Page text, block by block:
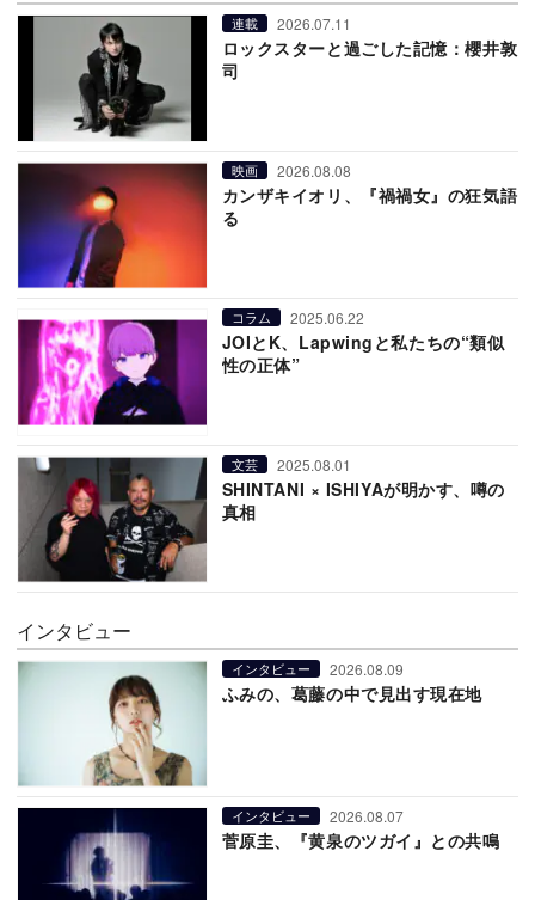
連載 2026.07.11
ロックスターと過ごした記憶：櫻井敦
司
映画 2026.08.08
カンザキイオリ、『禍禍女』の狂気語
る
コラム 2025.06.22
JOIとK、Lapwingと私たちの“類似
性の正体”
文芸 2025.08.01
SHINTANI × ISHIYAが明かす、噂の
真相
インタビュー
インタビュー 2026.08.09
ふみの、葛藤の中で見出す現在地
インタビュー 2026.08.07
菅原圭、『黄泉のツガイ』との共鳴